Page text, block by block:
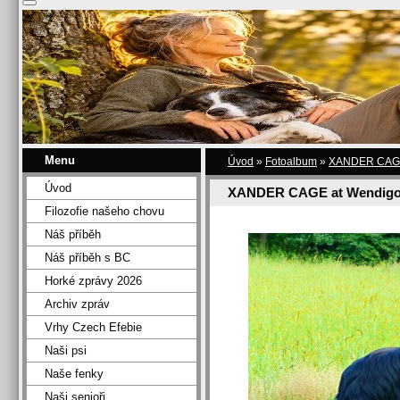
Úvod » Fotoalbum » XANDER
XANDER CAGE at
Menu
Úvod
Filozofie našeho chovu
Náš příběh
Náš příběh s BC
Horké zprávy 2026
Archiv zpráv
Vrhy Czech Efebie
Naši psi
Naše fenky
Naši senioři